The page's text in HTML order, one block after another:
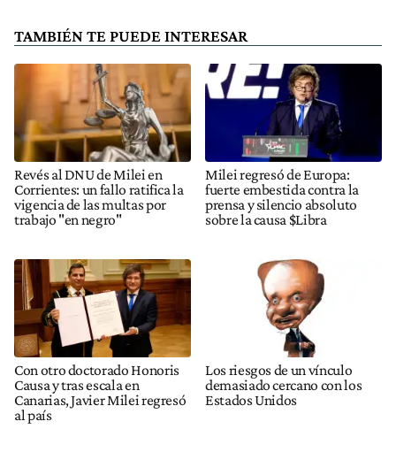
TAMBIÉN TE PUEDE INTERESAR
Revés al DNU de Milei en
Corrientes: un fallo ratifica la
vigencia de las multas por
trabajo "en negro"
Milei regresó de Europa:
fuerte embestida contra la
prensa y silencio absoluto
sobre la causa $Libra
Con otro doctorado Honoris
Causa y tras escala en
Canarias, Javier Milei regresó
al país
Los riesgos de un vínculo
demasiado cercano con los
Estados Unidos